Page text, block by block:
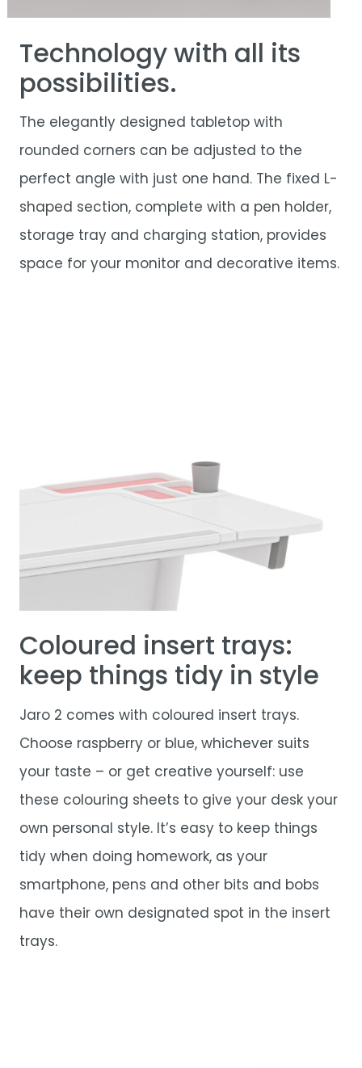
Technology with all its
possibilities.
The elegantly designed tabletop with
rounded corners can be adjusted to the
perfect angle with just one hand. The fixed L-
shaped section, complete with a pen holder,
storage tray and charging station, provides
space for your monitor and decorative items.
Coloured insert trays:
keep things tidy in style
Jaro 2 comes with coloured insert trays.
Choose raspberry or blue, whichever suits
your taste – or get creative yourself: use
these colouring sheets to give your desk your
own personal style. It’s easy to keep things
tidy when doing homework, as your
smartphone, pens and other bits and bobs
have their own designated spot in the insert
trays.